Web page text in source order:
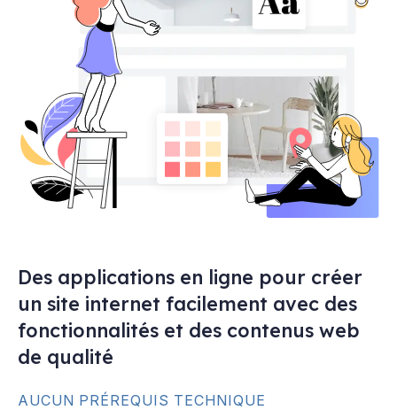
Des applications en ligne pour créer
un site internet facilement avec des
fonctionnalités et des contenus web
de qualité
AUCUN PRÉREQUIS TECHNIQUE